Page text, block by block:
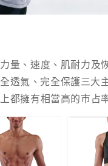
、速度、肌耐力及
透氣、完全保護三大
都擁有相當高的市占